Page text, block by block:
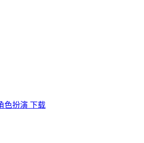
色扮演 下载